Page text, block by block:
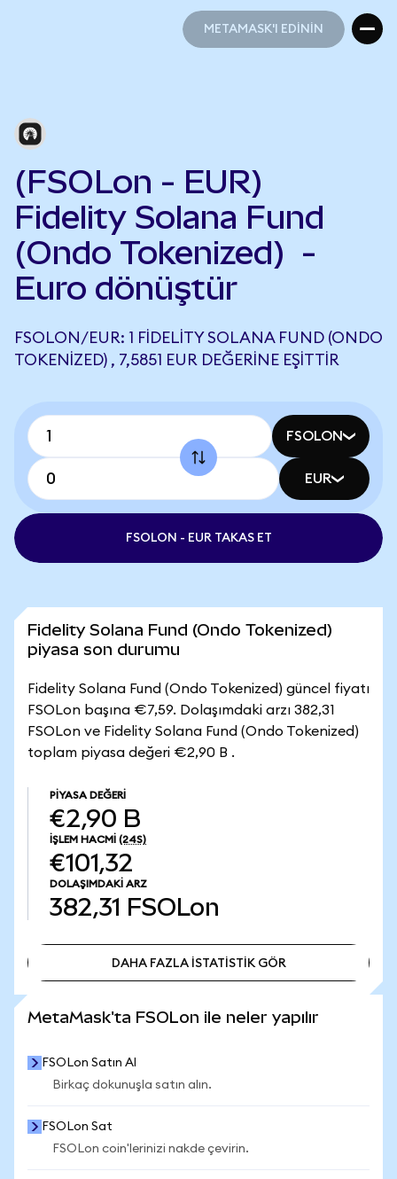
METAMASK'I EDİNİN
(FSOLon - EUR)
Fidelity Solana Fund
(Ondo Tokenized) -
Euro dönüştür
FSOLON/EUR: 1 FIDELITY SOLANA FUND (ONDO
TOKENIZED) , 7,5851 EUR DEĞERINE EŞITTIR
FSOLON
EUR
FSOLON - EUR TAKAS ET
Fidelity Solana Fund (Ondo Tokenized)
piyasa son durumu
Fidelity Solana Fund (Ondo Tokenized) güncel fiyatı
FSOLon başına €7,59. Dolaşımdaki arzı 382,31
FSOLon ve Fidelity Solana Fund (Ondo Tokenized)
toplam piyasa değeri €2,90 B .
PIYASA DEĞERI
€2,90 B
İŞLEM HACMI (24S)
€101,32
DOLAŞIMDAKI ARZ
382,31 FSOLon
DAHA FAZLA İSTATİSTİK GÖR
MetaMask'ta FSOLon ile neler yapılır
FSOLon Satın Al
Birkaç dokunuşla satın alın.
FSOLon Sat
FSOLon coin'lerinizi nakde çevirin.